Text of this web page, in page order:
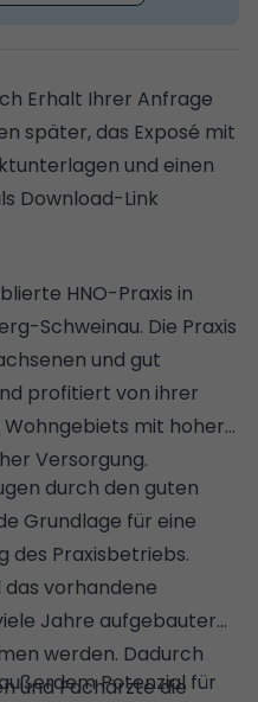
Erhalt Ihrer Anfrage
später, das Exposé mit
und einen
Download-Link
HNO-Praxis in
Schweinau. Die Praxis
und gut
profitiert von ihrer
mit hoher
Versorgung.
durch den guten
Grundlage für eine
Praxisbetriebs.
vorhandene
Jahre aufgebauter
werden. Dadurch
und Fachärzte die
Potenzial für